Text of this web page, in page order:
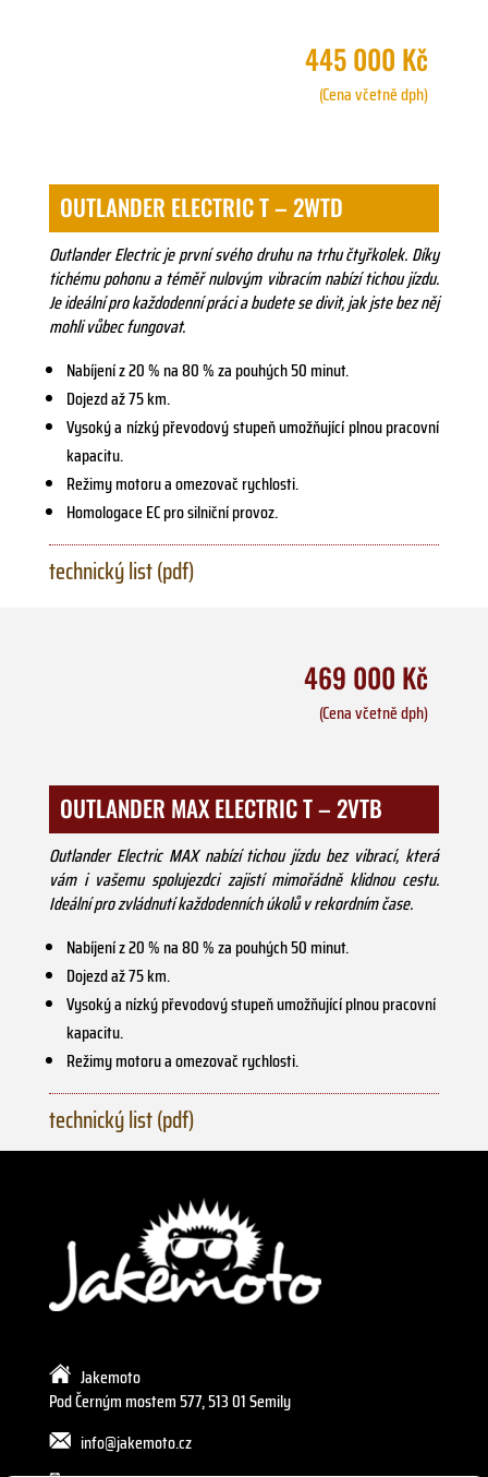
445 000 Kč
(Cena včetně dph)
OUTLANDER ELECTRIC T – 2WTD
Outlander Electric je první svého druhu na trhu čtyřkolek. Díky
tichému pohonu a téměř nulovým vibracím nabízí tichou jízdu.
Je ideální pro každodenní práci a budete se divit, jak jste bez něj
mohli vůbec fungovat.
Nabíjení z 20 % na 80 % za pouhých 50 minut.
Dojezd až 75 km.
Vysoký a nízký převodový stupeň umožňující plnou pracovní
kapacitu.
Režimy motoru a omezovač rychlosti.
Homologace EC pro silniční provoz.
technický list (pdf)
469 000 Kč
(Cena včetně dph)
OUTLANDER MAX ELECTRIC T – 2VTB
Outlander Electric MAX nabízí tichou jízdu bez vibrací, která
vám i vašemu spolujezdci zajistí mimořádně klidnou cestu.
Ideální pro zvládnutí každodenních úkolů v rekordním čase.
Nabíjení z 20 % na 80 % za pouhých 50 minut.
Dojezd až 75 km.
Vysoký a nízký převodový stupeň umožňující plnou pracovní
kapacitu.
Režimy motoru a omezovač rychlosti.
technický list (pdf)
Jakemoto
Pod Černým mostem 577, 513 01 Semily
info@jakemoto.cz